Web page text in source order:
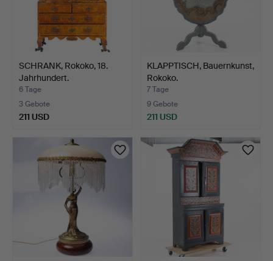
SCHRANK, Rokoko, 18.
Jahrhundert.
6 Tage
3 Gebote
211 USD
KLAPPTISCH, Bauernkunst,
Rokoko.
7 Tage
9 Gebote
211 USD